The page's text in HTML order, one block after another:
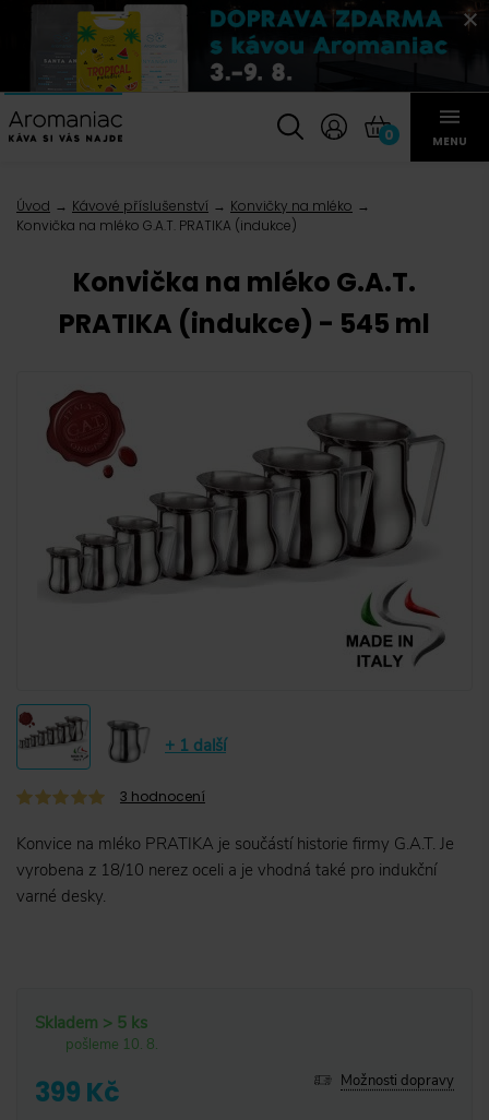
0 MENU
Úvod Kávové příslušenství
Konvičky na mléko
Konvička na mléko G.A.T. PRATIKA (indukce)
Konvička na mléko G.A.T.
PRATIKA (indukce) - 545 ml
+ 1 další
3 hodnocení
Konvice na mléko PRATIKA je součástí historie firmy G.A.T. Je
vyrobena z 18/10 nerez oceli a je vhodná také pro indukční
varné desky.
Skladem > 5 ks
pošleme 10. 8.
399 Kč Možnosti dopravy